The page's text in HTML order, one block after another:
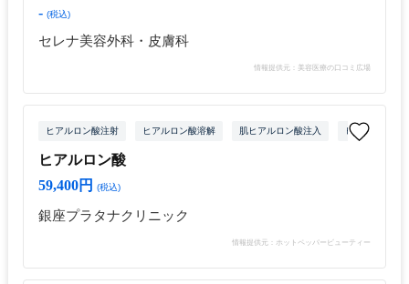
- (税込)
セレナ美容外科・皮膚科
情報提供元：美容医療の口コミ広場
ヒアルロン酸注射 ヒアルロン酸溶解 肌ヒアルロン酸注入 ヒアルロン酸
ヒアルロン酸
59,400円
(税込)
銀座プラタナクリニック
情報提供元：ホットペッパービューティー